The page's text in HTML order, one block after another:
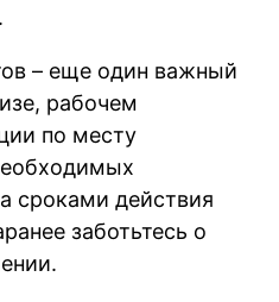
– еще один важный
рабочем
по месту
сроками действия
заботьтесь о